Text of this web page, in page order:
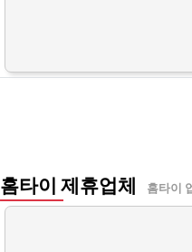
홈타이 제휴업체 홈타이